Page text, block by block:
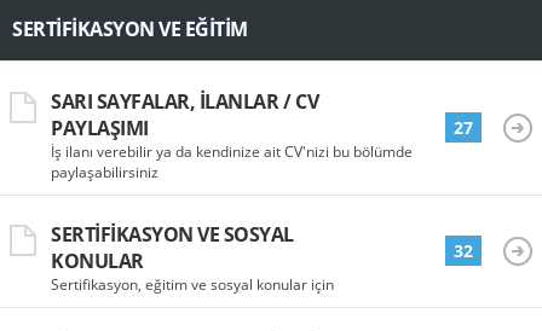
SERTIFIKASYON VE EĞITIM
SARI SAYFALAR, İLANLAR / CV
PAYLAŞIMI
İş ilanı verebilir ya da kendinize ait CV'nizi bu bölümde
paylaşabilirsiniz
27
SERTIFIKASYON VE SOSYAL
KONULAR
Sertifikasyon, eğitim ve sosyal konular için
32